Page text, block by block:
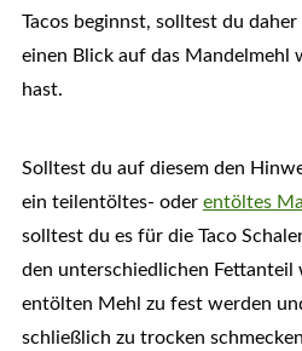
Tacos beginnst, solltest du
einen Blick auf das Mandelmehl
hast.
Solltest du auf diesem den
ein teilentöltes- oder entöltes
solltest du es für die Taco
den unterschiedlichen Fettanteil
entölten Mehl zu fest werden
schließlich zu trocken